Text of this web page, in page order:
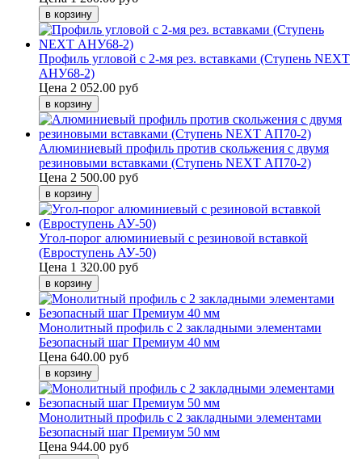
Профиль угловой с 2-мя рез. вставками (Ступень NEXT
АНУ68-2)
Цена 2 052.00 руб
Алюминиевый профиль против скольжения с двумя
резиновыми вставками (Ступень NEXT АП70-2)
Цена 2 500.00 руб
Угол-порог алюминиевый с резиновой вставкой
(Евроступень АУ-50)
Цена 1 320.00 руб
Монолитный профиль c 2 закладными элементами
Безопасный шаг Премиум 40 мм
Цена 640.00 руб
Монолитный профиль c 2 закладными элементами
Безопасный шаг Премиум 50 мм
Цена 944.00 руб